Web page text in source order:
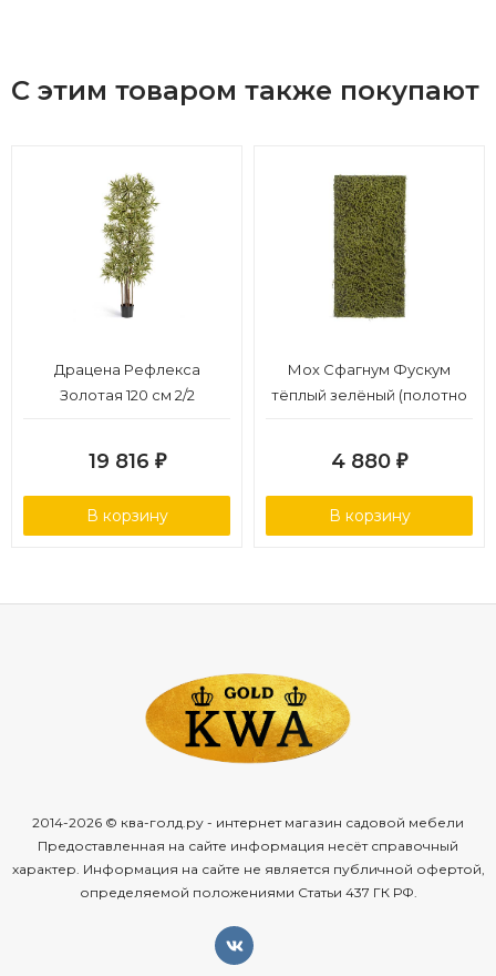
С этим товаром также покупают
Драцена Рефлекса
Золотая 120 см 2/2
19 816 ₽
В корзину
Мох Сфагнум Фускум
тёплый зелёный (полотно
4 880 ₽
В корзину
2014-2026 © ква-голд.ру - интернет магазин садовой мебели
Предоставленная на сайте информация несёт справочный
характер. Информация на сайте не является публичной офертой,
определяемой положениями Статьи 437 ГК РФ.